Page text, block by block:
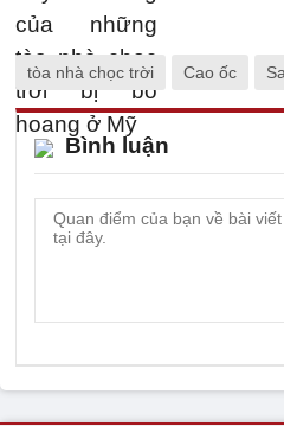
tòa nhà chọc trời Cao ốc
Bình luận